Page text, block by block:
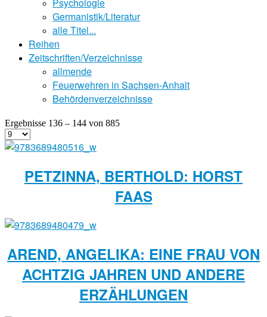
Germanistik/Literatur
alle Titel...
Reihen
Zeitschriften/Verzeichnisse
allmende
Feuerwehren in Sachsen-Anhalt
Behördenverzeichnisse
Ergebnisse 136 – 144 von 885
PETZINNA, BERTHOLD: HORST
FAAS
AREND, ANGELIKA: EINE FRAU VON
ACHTZIG JAHREN UND ANDERE
ERZÄHLUNGEN